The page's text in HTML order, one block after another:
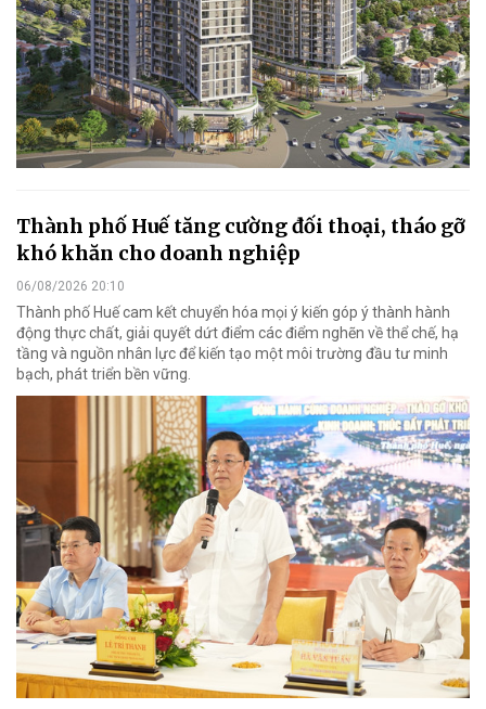
Thành phố Huế tăng cường đối thoại, tháo gỡ
khó khăn cho doanh nghiệp
06/08/2026 20:10
Thành phố Huế cam kết chuyển hóa mọi ý kiến góp ý thành hành
động thực chất, giải quyết dứt điểm các điểm nghẽn về thể chế, hạ
tầng và nguồn nhân lực để kiến tạo một môi trường đầu tư minh
bạch, phát triển bền vững.